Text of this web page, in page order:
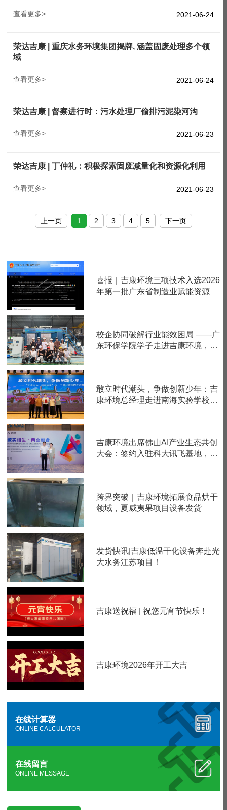
查看更多> 2021-06-24
荣达吉康 | 重庆水务环境集团揭牌, 涵盖固废处理多个领
域
查看更多> 2021-06-24
荣达吉康 | 督察进行时：污水处理厂偷排污泥染河沟
查看更多> 2021-06-23
荣达吉康 | 丁仲礼：积极探索固废减量化和资源化利用
查看更多> 2021-06-23
上一页 1 2 3 4 5 下一页
喜报｜吉康环境三项技术入选2026
年第一批广东省制造业赋能资源
校企协同破解行业能效困局 ——广
东环保学院学子走进吉康环境，深
敢立时代潮头，争做创新少年：吉
康环境总经理走进南海实验学校，
吉康环境出席佛山AI产业生态共创
大会：签约入驻科大讯飞基地，分
跨界突破｜吉康环境拓展食品烘干
领域，夏威夷果项目设备发货
发货快讯|吉康低温干化设备奔赴光
大水务江苏项目！
吉康送祝福 | 祝您元宵节快乐！
吉康环境2026年开工大吉
在线计算器
ONLINE CALCULATOR
在线留言
ONLINE MESSAGE